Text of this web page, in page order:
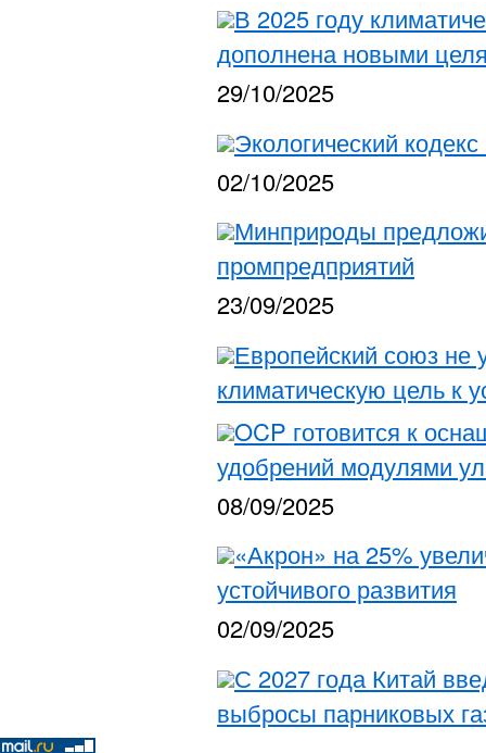
В 2025 году
дополнена новыми
29/10/2025
Экологический
02/10/2025
Минприроды
промпредприятий
23/09/2025
Европейский союз не
климатическую цель к
OCP готовится к
удобрений модулями
08/09/2025
«Акрон» на 25%
устойчивого развития
02/09/2025
С 2027 года Китай
выбросы парниковых